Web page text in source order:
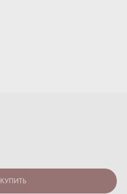
КУПИТЬ